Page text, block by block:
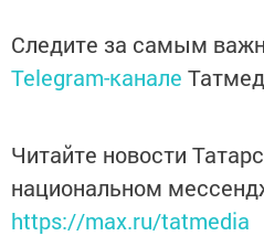
Следите за самым
Telegram-канале
Читайте новости
национальном
https://max.ru/tatmedia